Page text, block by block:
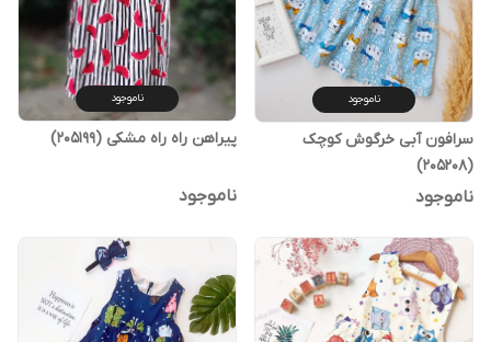
ناموجود
سرافون آبی خرگوش کوچک
(205208)
ناموجود
ناموجود
پیراهن راه راه مشکی (205199)
ناموجود